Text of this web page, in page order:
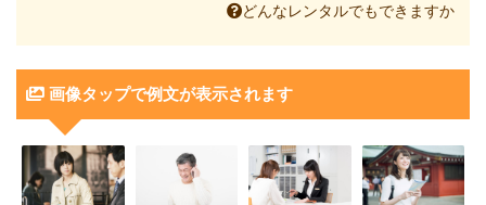
どんなレンタルでもできますか
画像タップで例文が表示されます